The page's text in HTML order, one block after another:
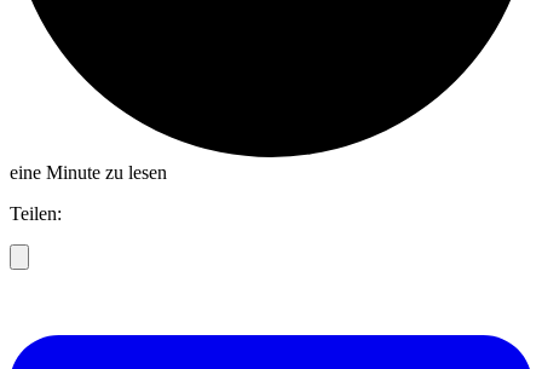
eine Minute zu lesen
Teilen: